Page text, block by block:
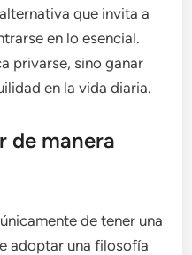
que invita a
en lo esencial.
privarse, sino ganar
en la vida diaria.
de manera
de tener una
adoptar una filosofía